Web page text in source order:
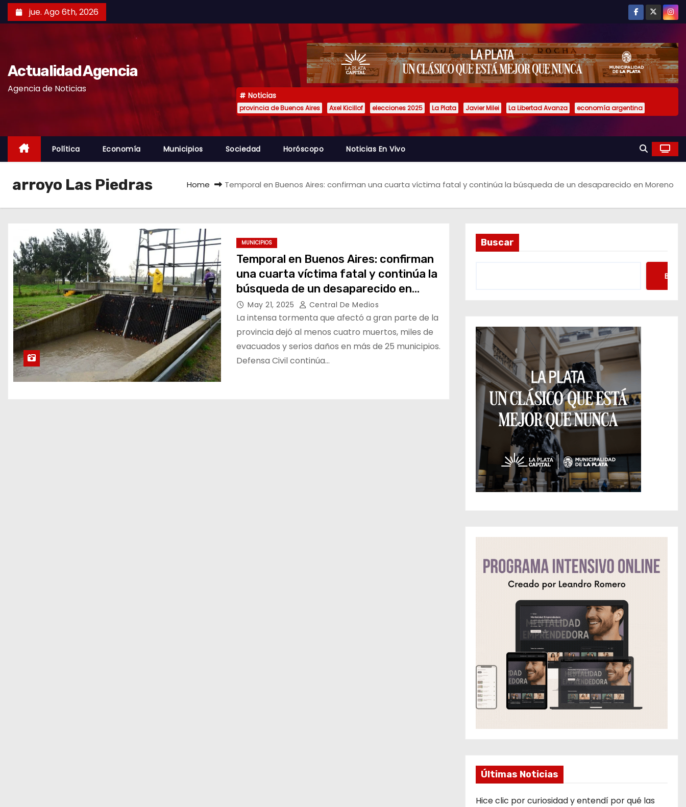
k
t
n
jue. Ago 6th, 2026
Actualidad Agencia
Agencia de Noticias
Noticias
provincia de Buenos Aires Axel Kicillof elecciones 2025 La Plata Javier Milei La Libertad Avanza economía argentina
Política Economía Municipios Sociedad Horóscopo Noticias En Vivo
arroyo Las Piedras Home Temporal en Buenos Aires: confirman una cuarta víctima fatal y continúa la búsqueda de un desaparecido en Moreno
MUNICIPIOS
Temporal en Buenos Aires: confirman
una cuarta víctima fatal y continúa la
búsqueda de un desaparecido en
Moreno
May 21, 2025 Central De Medios
La intensa tormenta que afectó a gran parte de la
provincia dejó al menos cuatro muertos, miles de
evacuados y serios daños en más de 25 municipios.
Defensa Civil continúa…
Buscar
Últimas Noticias
Hice clic por curiosidad y entendí por qué las